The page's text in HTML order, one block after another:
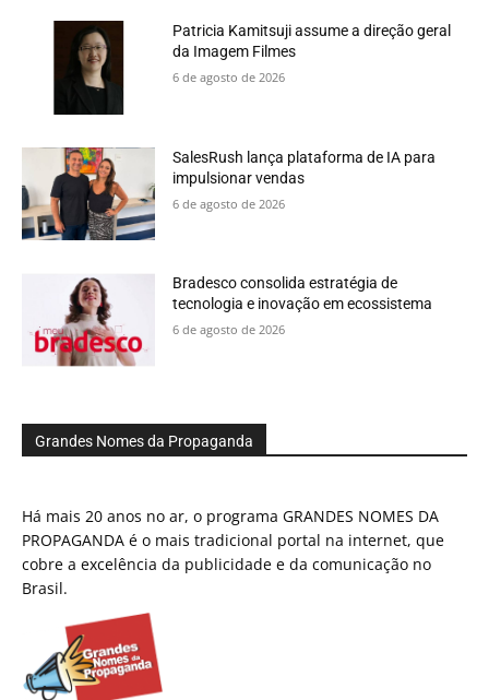
Patricia Kamitsuji assume a direção geral
da Imagem Filmes
6 de agosto de 2026
SalesRush lança plataforma de IA para
impulsionar vendas
6 de agosto de 2026
Bradesco consolida estratégia de
tecnologia e inovação em ecossistema
6 de agosto de 2026
Grandes Nomes da Propaganda
Há mais 20 anos no ar, o programa GRANDES NOMES DA
PROPAGANDA é o mais tradicional portal na internet, que
cobre a excelência da publicidade e da comunicação no
Brasil.